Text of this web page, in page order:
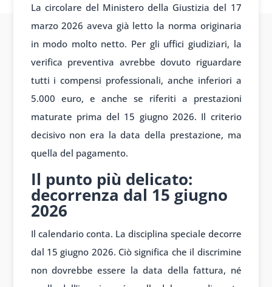
La circolare del Ministero della Giustizia del 17
marzo 2026 aveva già letto la norma originaria
in modo molto netto. Per gli uffici giudiziari, la
verifica preventiva avrebbe dovuto riguardare
tutti i compensi professionali, anche inferiori a
5.000 euro, e anche se riferiti a prestazioni
maturate prima del 15 giugno 2026. Il criterio
decisivo non era la data della prestazione, ma
quella del pagamento.
Il punto più delicato:
decorrenza dal 15 giugno
2026
Il calendario conta. La disciplina speciale decorre
dal 15 giugno 2026. Ciò significa che il discrimine
non dovrebbe essere la data della fattura, né